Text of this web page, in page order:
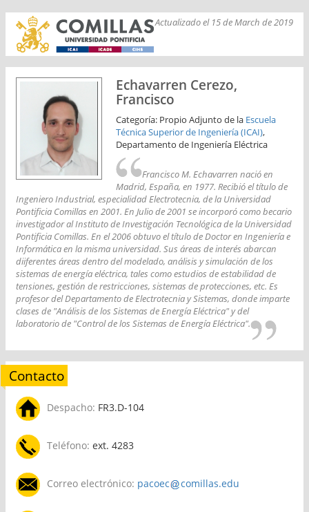
Actualizado el 15 de March de 2019
Echavarren Cerezo,
Francisco
Categoría: Propio Adjunto de la Escuela
Técnica Superior de Ingeniería (ICAI),
Departamento de Ingeniería Eléctrica
Francisco M. Echavarren nació en
Madrid, España, en 1977. Recibió el título de
Ingeniero Industrial, especialidad Electrotecnia, de la Universidad
Pontificia Comillas en 2001. En Julio de 2001 se incorporó como becario
investigador al Instituto de Investigación Tecnológica de la Universidad
Pontificia Comillas. En el 2006 obtuvo el título de Doctor en Ingeniería e
Informática en la misma universidad. Sus áreas de interés abarcan
diiferentes áreas dentro del modelado, análisis y simulación de los
sistemas de energía eléctrica, tales como estudios de estabilidad de
tensiones, gestión de restricciones, sistemas de protecciones, etc. Es
profesor del Departamento de Electrotecnia y Sistemas, donde imparte
clases de "Análisis de los Sistemas de Energía Eléctrica" y del
laboratorio de "Control de los Sistemas de Energía Eléctrica".
Contacto
Despacho: FR3.D-104
Teléfono: ext. 4283
Correo electrónico: pacoec comillas.edu